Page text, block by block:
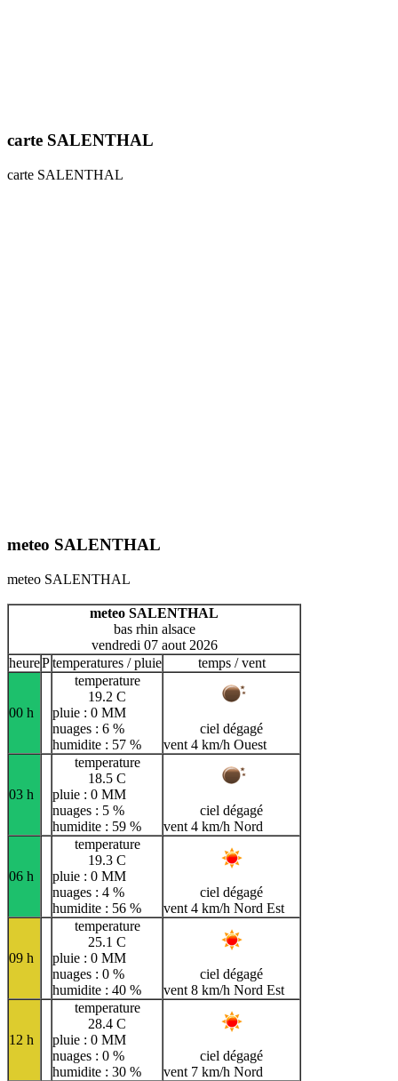
carte SALENTHAL
carte SALENTHAL
meteo SALENTHAL
meteo SALENTHAL
meteo SALENTHAL
bas rhin alsace
vendredi 07 aout 2026
heurePtemperatures / pluie temps / vent
00 h
temperature
19.2 C
pluie : 0 MM
nuages : 6 %
humidite : 57 %
ciel dégagé
vent 4 km/h Ouest
03 h
temperature
18.5 C
pluie : 0 MM
nuages : 5 %
humidite : 59 %
ciel dégagé
vent 4 km/h Nord
06 h
temperature
19.3 C
pluie : 0 MM
nuages : 4 %
humidite : 56 %
ciel dégagé
vent 4 km/h Nord Est
09 h
temperature
25.1 C
pluie : 0 MM
nuages : 0 %
humidite : 40 %
ciel dégagé
vent 8 km/h Nord Est
12 h
temperature
28.4 C
pluie : 0 MM
nuages : 0 %
humidite : 30 %
ciel dégagé
vent 7 km/h Nord